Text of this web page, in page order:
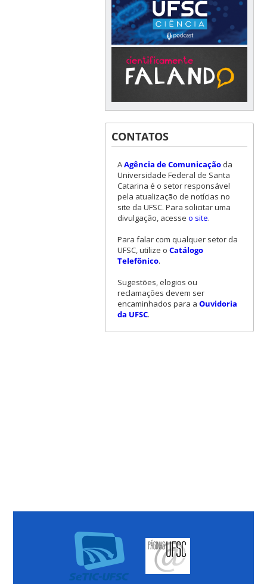
CONTATOS
AAgência de Comunicaçãoda
Universidade Federal de Santa
Catarina é o setor responsável
pela atualização de notícias no
site da UFSC. Para solicitar uma
divulgação, acesse o site.
Para falar com qualquer setor da
UFSC, utilize o Catálogo
Telefônico.
Sugestões, elogios ou
reclamações devem ser
encaminhados para a Ouvidoria
da UFSC.